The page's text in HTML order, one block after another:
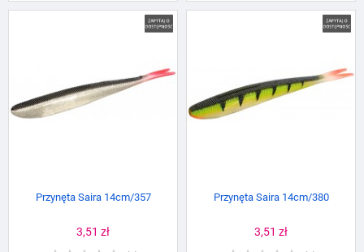
Przynęta Saira 14cm/357
Cena
3,51 zł
Przynęta Saira 14cm/380
Cena
3,51 zł